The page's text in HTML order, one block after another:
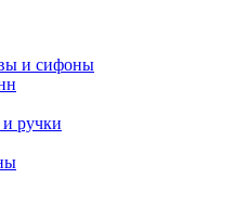
и сифоны
ручки